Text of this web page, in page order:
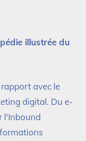
illustrée du
avec le
digital. Du e-
l'Inbound